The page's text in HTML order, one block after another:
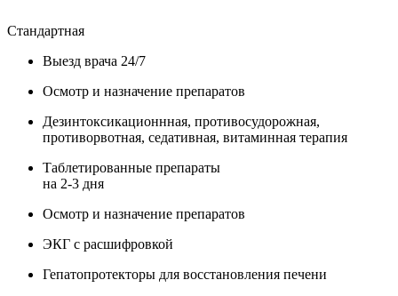
Стандартная
Выезд врача 24/7
Осмотр и назначение препаратов
Дезинтоксикационнная, противосудорожная,
противорвотная, седативная, витаминная терапия
Таблетированные препараты
на 2-3 дня
Осмотр и назначение препаратов
ЭКГ с расшифровкой
Гепатопротекторы для восстановления печени